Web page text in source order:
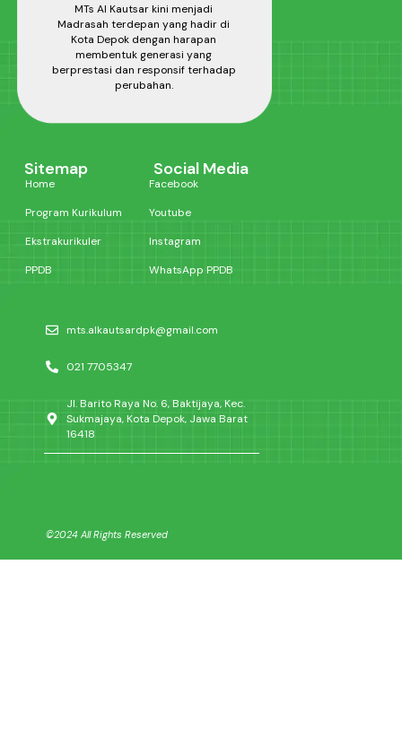
MTs Al Kautsar kini menjadi
Madrasah terdepan yang hadir di
Kota Depok dengan harapan
membentuk generasi yang
berprestasi dan responsif terhadap
perubahan.
Sitemap
Home
Program Kurikulum
Ekstrakurikuler
PPDB
Social Media
Facebook
Youtube
Instagram
WhatsApp PPDB
mts.alkautsardpk@gmail.com
021 7705347
Jl. Barito Raya No. 6, Baktijaya, Kec.
Sukmajaya, Kota Depok, Jawa Barat
16418
©2024 All Rights Reserved